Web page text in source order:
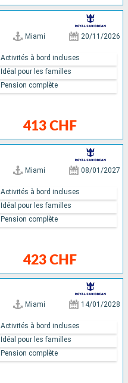
Miami 20/11/2026
413 CHF
Activités à bord incluses
Idéal pour les familles
Pension complète
Miami 08/01/2027
423 CHF
Activités à bord incluses
Idéal pour les familles
Pension complète
Miami 14/01/2028
Activités à bord incluses
Idéal pour les familles
Pension complète